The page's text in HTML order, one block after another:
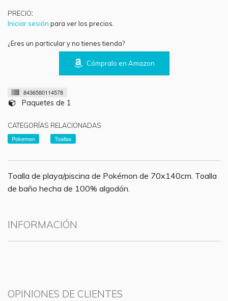
PRECIO:
Iniciar sesión para ver los precios.
¿Eres un particular y no tienes tienda?
Cómpralo en Amazon
8436580114578
Paquetes de 1
CATEGORÍAS RELACIONADAS
Pokemon
Toallas
Toalla de playa/piscina de Pokémon de 70x140cm. Toalla
de baño hecha de 100% algodón.
INFORMACIÓN
OPINIONES DE CLIENTES